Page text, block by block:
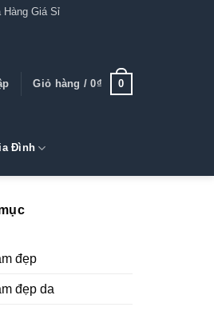
Hàng Giá Sỉ
Giỏ hàng /0₫ 0
Đình
đẹp
đẹp da